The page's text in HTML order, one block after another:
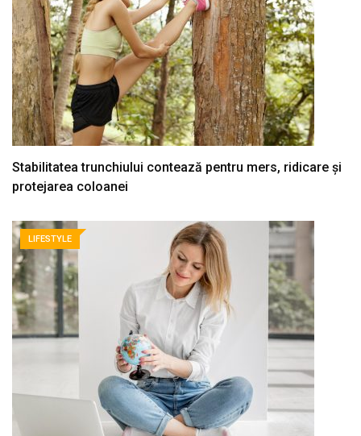
Stabilitatea trunchiului contează pentru mers, ridicare și
protejarea coloanei
LIFESTYLE